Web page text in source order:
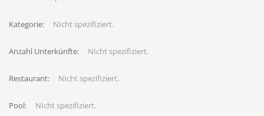
Kategorie: NIcht spezifiziert.
Anzahl Unterkünfte: NIcht spezifiziert.
Restaurant: NIcht spezifiziert.
Pool: NIcht spezifiziert.